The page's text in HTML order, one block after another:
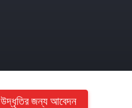
উদ্ধৃতির জন্য আবেদন